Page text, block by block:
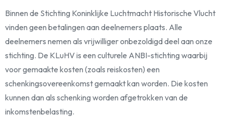
Binnen de Stichting Koninklijke Luchtmacht Historische Vlucht
vinden geen betalingen aan deelnemers plaats. Alle
deelnemers nemen als vrijwilliger onbezoldigd deel aan onze
stichting. De KLuHV is een culturele ANBI-stichting waarbij
voor gemaakte kosten (zoals reiskosten) een
schenkingsovereenkomst gemaakt kan worden. Die kosten
kunnen dan als schenking worden afgetrokken van de
inkomstenbelasting.